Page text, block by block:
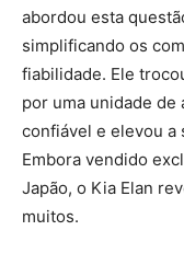
abordou esta
simplificando os
fiabilidade. Ele
por uma unidade de
confiável e elevou a
Embora vendido
Japão, o Kia Elan
muitos.